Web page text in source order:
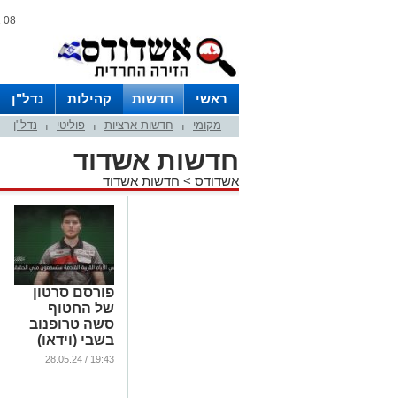
08 אוגוסט 2026 / 01:47
ראשי חדשות קהילות נדל"ן
מקומי חדשות ארציות פוליטי נדל"ן
חדשות אשדוד
אשדודס > חדשות אשדוד
פורסם סרטון
של החטוף
סשה טרופנוב
בשבי (וידאו)
...
19:43 / 28.05.24